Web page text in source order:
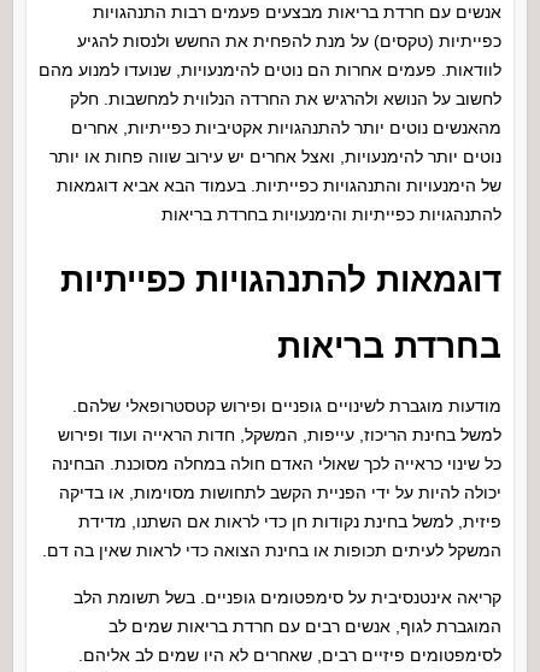
אנשים עם חרדת בריאות מבצעים פעמים רבות התנהגויות
כפייתיות (טקסים) על מנת להפחית את החשש ולנסות להגיע
לוודאות. פעמים אחרות הם נוטים להימנעויות, שנועדו למנוע מהם
לחשוב על הנושא ולהרגיש את החרדה הנלווית למחשבות. חלק
מהאנשים נוטים יותר להתנהגויות אקטיביות כפייתיות, אחרים
נוטים יותר להימנעויות, ואצל אחרים יש עירוב שווה פחות או יותר
של הימנעויות והתנהגויות כפייתיות. בעמוד הבא אביא דוגמאות
להתנהגויות כפייתיות והימנעויות בחרדת בריאות
דוגמאות להתנהגויות כפייתיות
בחרדת בריאות
מודעות מוגברת לשינויים גופניים ופירוש קטסטרופאלי שלהם.
למשל בחינת הריכוז, עייפות, המשקל, חדות הראייה ועוד ופירוש
כל שינוי כראייה לכך שאולי האדם חולה במחלה מסוכנת. הבחינה
יכולה להיות על ידי הפניית הקשב לתחושות מסוימות, או בדיקה
פיזית, למשל בחינת נקודות חן כדי לראות אם השתנו, מדידת
המשקל לעיתים תכופות או בחינת הצואה כדי לראות שאין בה דם.
קריאה אינטנסיבית על סימפטומים גופניים. בשל תשומת הלב
המוגברת לגוף, אנשים רבים עם חרדת בריאות שמים לב
לסימפטומים פיזיים רבים, שאחרים לא היו שמים לב אליהם.